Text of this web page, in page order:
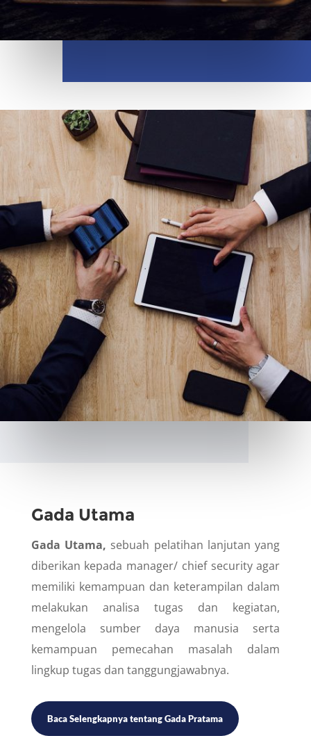
Gada Utama
Gada Utama, sebuah pelatihan lanjutan yang
diberikan kepada manager/ chief security agar
memiliki kemampuan dan keterampilan dalam
melakukan analisa tugas dan kegiatan,
mengelola sumber daya manusia serta
kemampuan pemecahan masalah dalam
lingkup tugas dan tanggungjawabnya.
Baca Selengkapnya tentang Gada Pratama